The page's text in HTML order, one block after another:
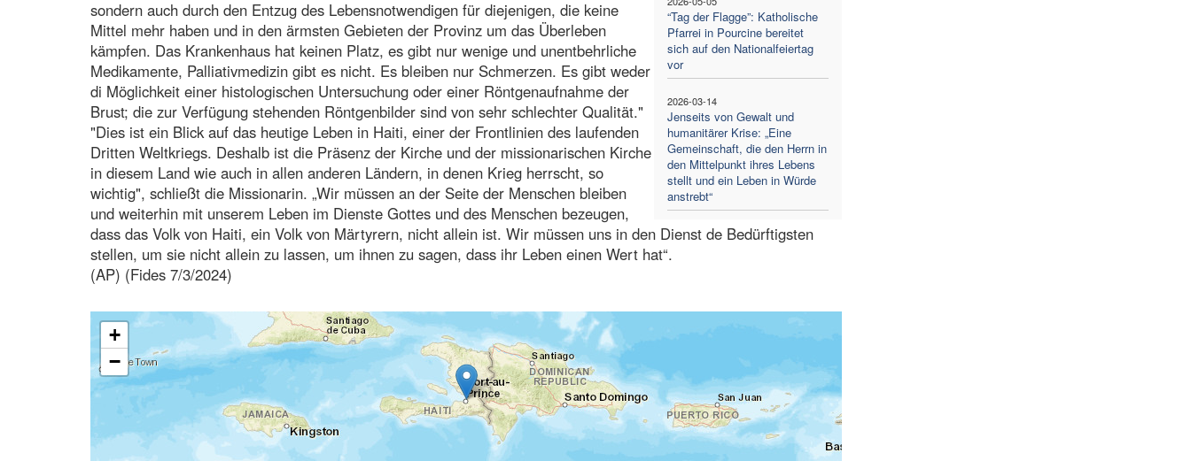
“Tag der Flagge”: Katholische
Pfarrei in Pourcine bereitet
sich auf den Nationalfeiertag
vor
2026-03-14
Jenseits von Gewalt und
humanitärer Krise: „Eine
Gemeinschaft, die den Herrn in
den Mittelpunkt ihres Lebens
stellt und ein Leben in Würde
anstrebt“
sondern auch durch den Entzug des Lebensnotwendigen für diejenigen, die keine
Mittel mehr haben und in den ärmsten Gebieten der Provinz um das Überleben
kämpfen. Das Krankenhaus hat keinen Platz, es gibt nur wenige und unentbehrliche
Medikamente, Palliativmedizin gibt es nicht. Es bleiben nur Schmerzen. Es gibt weder
di Möglichkeit einer histologischen Untersuchung oder einer Röntgenaufnahme der
Brust; die zur Verfügung stehenden Röntgenbilder sind von sehr schlechter Qualität."
"Dies ist ein Blick auf das heutige Leben in Haiti, einer der Frontlinien des laufenden
Dritten Weltkriegs. Deshalb ist die Präsenz der Kirche und der missionarischen Kirche
in diesem Land wie auch in allen anderen Ländern, in denen Krieg herrscht, so
wichtig", schließt die Missionarin. „Wir müssen an der Seite der Menschen bleiben
und weiterhin mit unserem Leben im Dienste Gottes und des Menschen bezeugen,
dass das Volk von Haiti, ein Volk von Märtyrern, nicht allein ist. Wir müssen uns in den Dienst de Bedürftigsten
stellen, um sie nicht allein zu lassen, um ihnen zu sagen, dass ihr Leben einen Wert hat“.
(AP) (Fides 7/3/2024)
+
−